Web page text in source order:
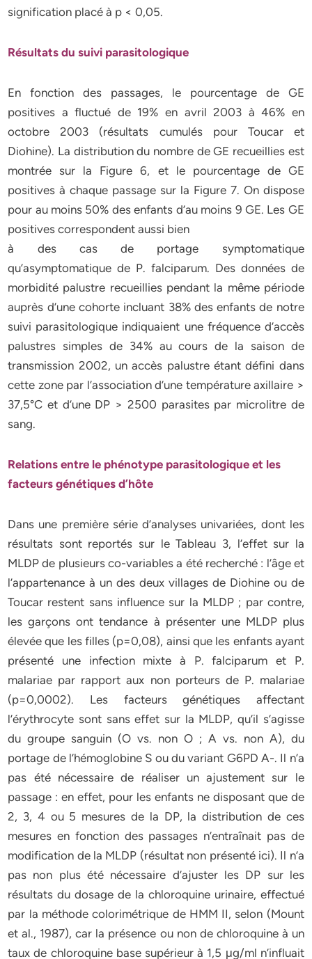
signification placé à p < 0,05.
Résultats du suivi parasitologique
En fonction des passages, le pourcentage de GE
positives a fluctué de 19% en avril 2003 à 46% en
octobre 2003 (résultats cumulés pour Toucar et
Diohine). La distribution du nombre de GE recueillies est
montrée sur la Figure 6, et le pourcentage de GE
positives à chaque passage sur la Figure 7. On dispose
pour au moins 50% des enfants d’au moins 9 GE. Les GE
positives correspondent aussi bien
à des cas de portage symptomatique
qu’asymptomatique de P. falciparum. Des données de
morbidité palustre recueillies pendant la même période
auprès d’une cohorte incluant 38% des enfants de notre
suivi parasitologique indiquaient une fréquence d’accès
palustres simples de 34% au cours de la saison de
transmission 2002, un accès palustre étant défini dans
cette zone par l’association d’une température axillaire >
37,5°C et d’une DP > 2500 parasites par microlitre de
sang.
Relations entre le phénotype parasitologique et les
facteurs génétiques d’hôte
Dans une première série d’analyses univariées, dont les
résultats sont reportés sur le Tableau 3, l’effet sur la
MLDP de plusieurs co-variables a été recherché : l’âge et
l’appartenance à un des deux villages de Diohine ou de
Toucar restent sans influence sur la MLDP ; par contre,
les garçons ont tendance à présenter une MLDP plus
élevée que les filles (p=0,08), ainsi que les enfants ayant
présenté une infection mixte à P. falciparum et P.
malariae par rapport aux non porteurs de P. malariae
(p=0,0002). Les facteurs génétiques affectant
l’érythrocyte sont sans effet sur la MLDP, qu’il s’agisse
du groupe sanguin (O vs. non O ; A vs. non A), du
portage de l’hémoglobine S ou du variant G6PD A-. Il n’a
pas été nécessaire de réaliser un ajustement sur le
passage : en effet, pour les enfants ne disposant que de
2, 3, 4 ou 5 mesures de la DP, la distribution de ces
mesures en fonction des passages n’entraînait pas de
modification de la MLDP (résultat non présenté ici). Il n’a
pas non plus été nécessaire d’ajuster les DP sur les
résultats du dosage de la chloroquine urinaire, effectué
par la méthode colorimétrique de HMM II, selon (Mount
et al., 1987), car la présence ou non de chloroquine à un
taux de chloroquine base supérieur à 1,5 μg/ml n’influait